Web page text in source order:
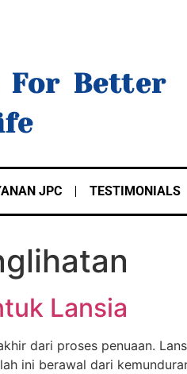
For Better
JPC TESTIMONIALS
Lansia
dari proses penuaan.
ini berawal dari